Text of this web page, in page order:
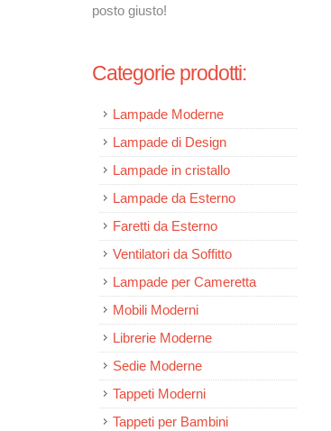
posto giusto!
Categorie prodotti:
Lampade Moderne
Lampade di Design
Lampade in cristallo
Lampade da Esterno
Faretti da Esterno
Ventilatori da Soffitto
Lampade per Cameretta
Mobili Moderni
Librerie Moderne
Sedie Moderne
Tappeti Moderni
Tappeti per Bambini